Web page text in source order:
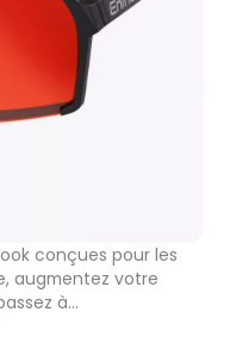
conçues pour les
augmentez votre
à...